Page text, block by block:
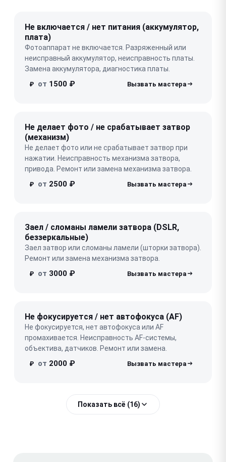
Не включается / нет питания (аккумулятор,
плата)
Фотоаппарат не включается. Разряженный или
неисправный аккумулятор, неисправность платы.
Замена аккумулятора, диагностика платы.
₽ от 1500 ₽
Не делает фото / не срабатывает затвор
(механизм)
Не делает фото или не срабатывает затвор при
нажатии. Неисправность механизма затвора,
привода. Ремонт или замена механизма затвора.
₽ от 2500 ₽
Заел / сломаны ламели затвора (DSLR,
беззеркальные)
Заел затвор или сломаны ламели (шторки затвора).
Ремонт или замена механизма затвора.
₽ от 3000 ₽
Не фокусируется / нет автофокуса (AF)
Не фокусируется, нет автофокуса или AF
промахивается. Неисправность AF-системы,
объектива, датчиков. Ремонт или замена.
₽ от 2000 ₽
Показать всё (16)